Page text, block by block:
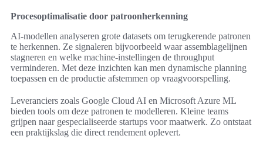
Procesoptimalisatie door patroonherkenning
AI-modellen analyseren grote datasets om terugkerende patronen
te herkennen. Ze signaleren bijvoorbeeld waar assemblagelijnen
stagneren en welke machine-instellingen de throughput
verminderen. Met deze inzichten kan men dynamische planning
toepassen en de productie afstemmen op vraagvoorspelling.
Leveranciers zoals Google Cloud AI en Microsoft Azure ML
bieden tools om deze patronen te modelleren. Kleine teams
grijpen naar gespecialiseerde startups voor maatwerk. Zo ontstaat
een praktijkslag die direct rendement oplevert.